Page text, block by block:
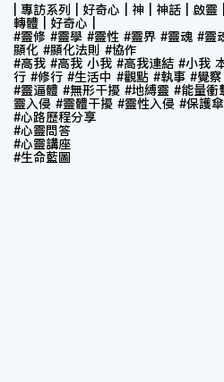
| 專訪系列 | 好奇心 | 神 | 神話 | 啟靈
轉體 | 好奇心 |
#靈修 #靈學 #靈性 #靈界 #靈魂 #靈
顯化 #顯化法則 #協作
#高我 #高我 小我 #高我連結 #小我
行 #修行 #生活中 #觀點 #執事 #覺
#靈逼體 #無形干擾 #地縛靈 #能量
靈入侵 #靈體干擾 #靈性入侵 #保護
#心路歷程分享
#心靈問答
#心靈講座
#生命藍圖